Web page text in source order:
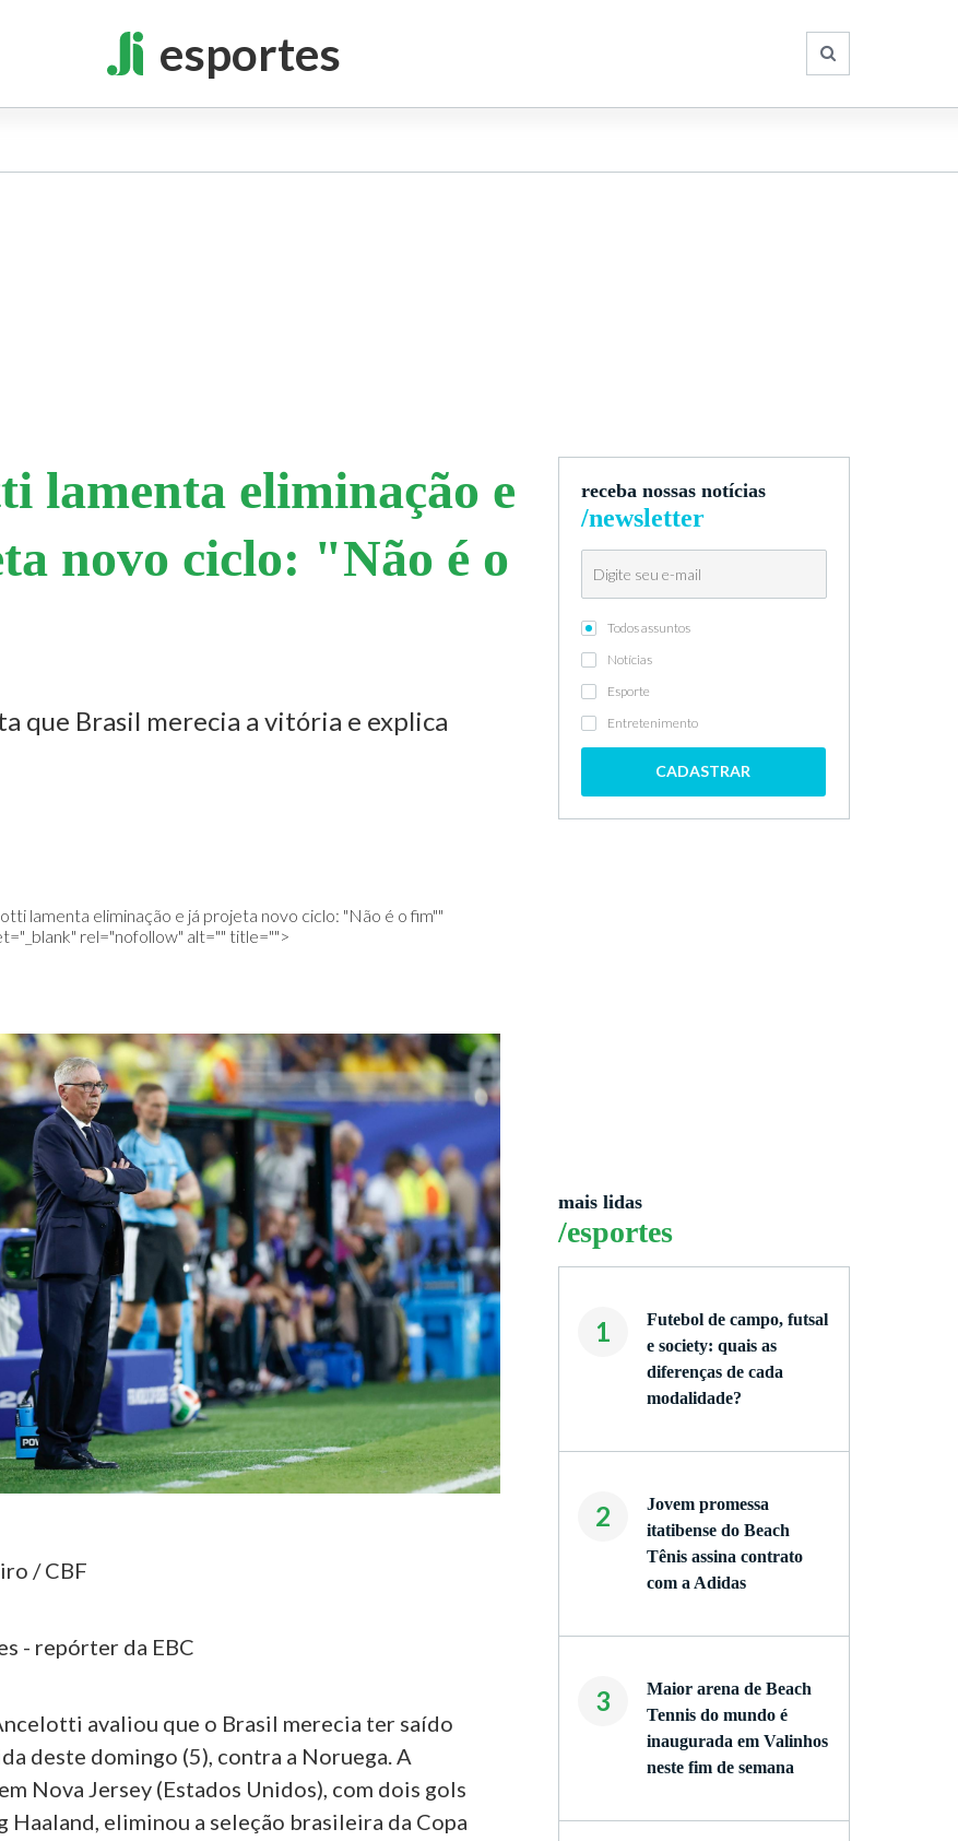
esportes
lamenta eliminação e
novo ciclo: "Não é o
que Brasil merecia a vitória e explica
lamenta eliminação e já projeta novo ciclo: "Não é o fim""
rel="nofollow" alt="" title="">
/ CBF
- repórter da EBC
avaliou que o Brasil merecia ter saído
deste domingo (5), contra a Noruega. A
Nova Jersey (Estados Unidos), com dois gols
Haaland, eliminou a seleção brasileira da Copa
receba nossas notícias
/newsletter
Todos assuntos
Notícias
Esporte
Entretenimento
CADASTRAR
mais lidas
/esportes
1
Futebol de campo, futsal
e society: quais as
diferenças de cada
modalidade?
2
Jovem promessa
itatibense do Beach
Tênis assina contrato
com a Adidas
3
Maior arena de Beach
Tennis do mundo é
inaugurada em Valinhos
neste fim de semana